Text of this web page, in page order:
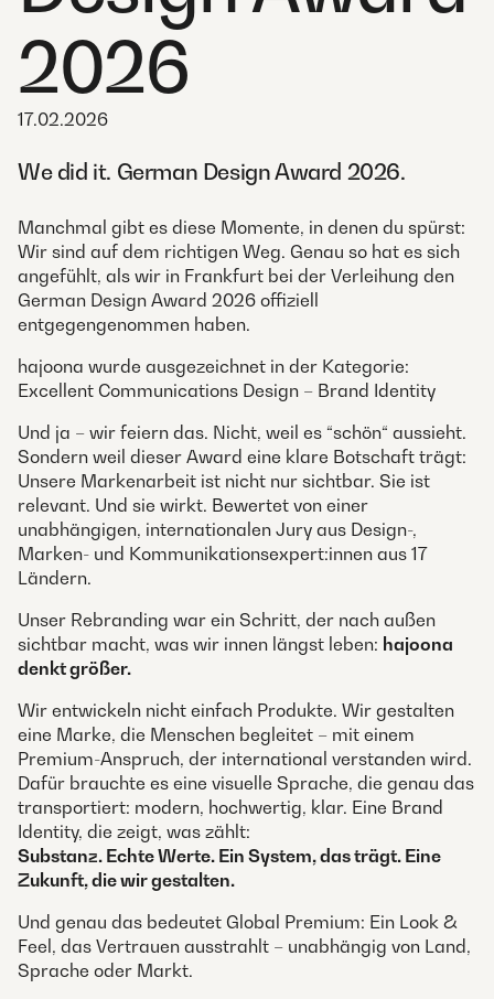
2026
17.02.2026
We did it. German Design Award 2026.
Manchmal gibt es diese Momente, in denen du spürst:
Wir sind auf dem richtigen Weg. Genau so hat es sich
angefühlt, als wir in Frankfurt bei der Verleihung den
German Design Award 2026 offiziell
entgegengenommen haben.
hajoona wurde ausgezeichnet in der Kategorie:
Excellent Communications Design – Brand Identity
Und ja – wir feiern das. Nicht, weil es “schön“ aussieht.
Sondern weil dieser Award eine klare Botschaft trägt:
Unsere Markenarbeit ist nicht nur sichtbar. Sie ist
relevant. Und sie wirkt. Bewertet von einer
unabhängigen, internationalen Jury aus Design-,
Marken- und Kommunikationsexpert:innen aus 17
Ländern.
Unser Rebranding war ein Schritt, der nach außen
sichtbar macht, was wir innen längst leben: hajoona
denkt größer.
Wir entwickeln nicht einfach Produkte. Wir gestalten
eine Marke, die Menschen begleitet – mit einem
Premium-Anspruch, der international verstanden wird.
Dafür brauchte es eine visuelle Sprache, die genau das
transportiert: modern, hochwertig, klar. Eine Brand
Identity, die zeigt, was zählt:
Substanz. Echte Werte. Ein System, das trägt. Eine
Zukunft, die wir gestalten.
Und genau das bedeutet Global Premium: Ein Look &
Feel, das Vertrauen ausstrahlt – unabhängig von Land,
Sprache oder Markt.